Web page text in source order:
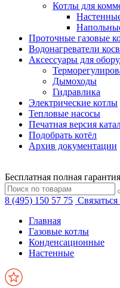
Котлы для
Проточные газовые
Водонагреватели
Аксессуары для
Дымоходы
Гидравлика
Электрические котлы
Тепловые насосы
Печатная версия
Подобрать котёл
Архив документации
Бесплатная полная
8 (495) 150 57 75
Главная
Газовые котлы
Конденсационные
Настенные